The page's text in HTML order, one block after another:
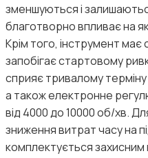
зменшуються і
благотворно впливає на
Крiм того, інструмент має
запобігає стартовому
сприяє тривалому
а також електронне
від 4000 до 10000 об/хв.
зниження витрат часу на
комплектується